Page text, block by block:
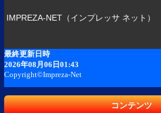
IMPREZA-NET（インプレッサ ネット）
コンテンツ